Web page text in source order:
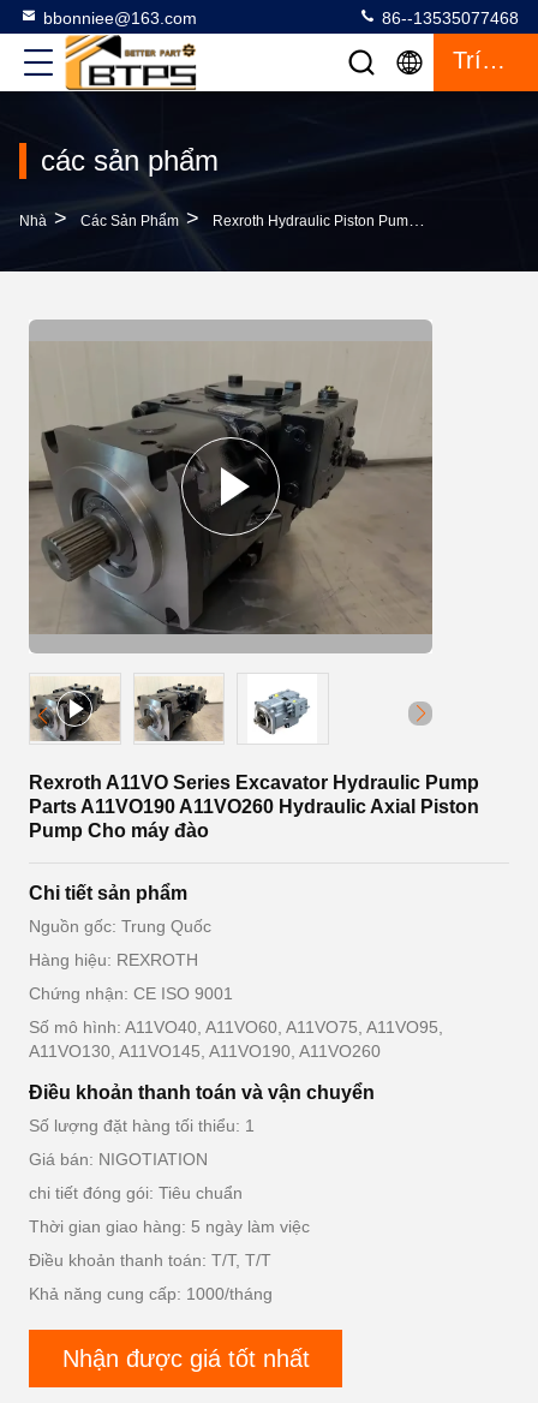
bbonniee@163.com 86--13535077468
Trích Dẫn
các sản phẩm
Nhà > Các Sản Phẩm > Rexroth Hydraulic Piston Pump
Rexroth A11VO Series Excavator Hydraulic Pump
Parts A11VO190 A11VO260 Hydraulic Axial Piston
Pump Cho máy đào
Chi tiết sản phẩm
Nguồn gốc: Trung Quốc
Hàng hiệu: REXROTH
Chứng nhận: CE ISO 9001
Số mô hình: A11VO40, A11VO60, A11VO75, A11VO95,
A11VO130, A11VO145, A11VO190, A11VO260
Điều khoản thanh toán và vận chuyển
Số lượng đặt hàng tối thiểu: 1
Giá bán: NIGOTIATION
chi tiết đóng gói: Tiêu chuẩn
Thời gian giao hàng: 5 ngày làm việc
Điều khoản thanh toán: T/T, T/T
Khả năng cung cấp: 1000/tháng
Nhận được giá tốt nhất